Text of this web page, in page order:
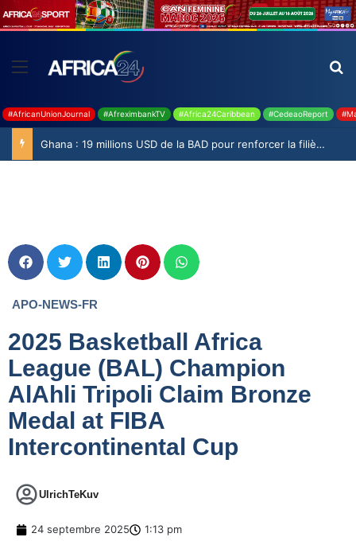
#AfricanUnionJournal #AfreximbankTV #Africa24Caribbean #CedeaoReport
Ghana : 19 millions USD de la BAD pour renforcer la filière rizicole
APO-NEWS-FR
2025 Basketball Africa
League (BAL) Champion
AlAhli Tripoli Claim Bronze
Medal at FIBA
Intercontinental Cup
UlrichTeKuv
24 septembre 2025 1:13 pm